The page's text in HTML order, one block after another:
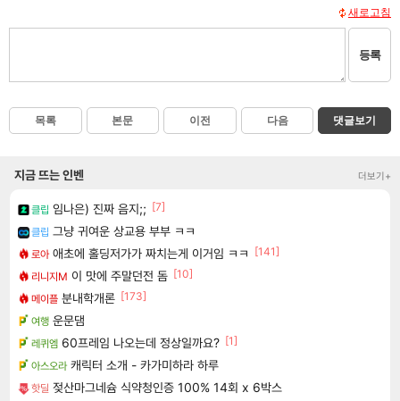
새로고침
등록
목록 본문 이전 다음 댓글보기
지금 뜨는 인벤 더보기+
클립 임나은) 진짜 음지;; [7]
클립 그냥 귀여운 상교용 부부 ㅋㅋ
로아 애초에 홀딩저가가 짜치는게 이거임 ㅋㅋ
[141]
리니지M 이 맛에 주말던전 돔 [10]
메이플 분내학개론 [173]
여행 운문댐
레퀴엠 60프레임 나오는데 정상일까요? [1]
아스오라 캐릭터 소개 - 카가미하라 하루
핫딜 젖산마그네슘 식약청인증 100% 14회 x 6박스